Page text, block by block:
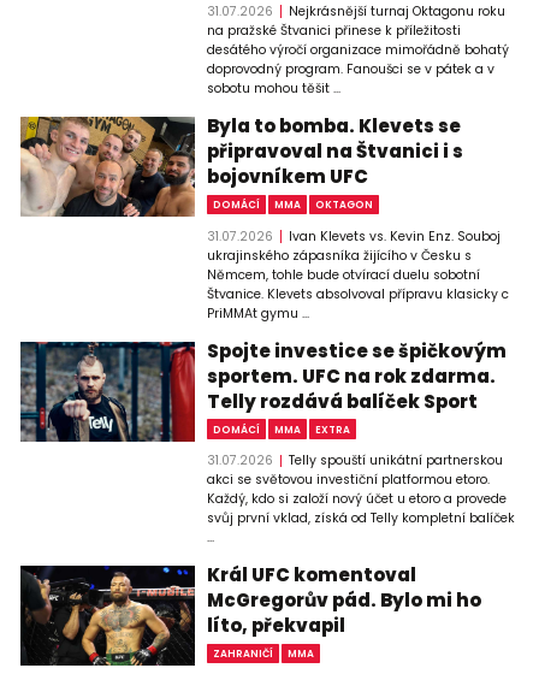
31.07.2026
Nejkrásnější turnaj Oktagonu roku
na pražské Štvanici přinese k příležitosti
desátého výročí organizace mimořádně bohatý
doprovodný program. Fanoušci se v pátek a v
sobotu mohou těšit ...
Byla to bomba. Klevets se
připravoval na Štvanici i s
bojovníkem UFC
DOMÁCÍ MMA OKTAGON
31.07.2026
Ivan Klevets vs. Kevin Enz. Souboj
ukrajinského zápasníka žijícího v Česku s
Němcem, tohle bude otvírací duelu sobotní
Štvanice. Klevets absolvoval přípravu klasicky c
PriMMAt gymu ...
Spojte investice se špičkovým
sportem. UFC na rok zdarma.
Telly rozdává balíček Sport
DOMÁCÍ MMA EXTRA
31.07.2026
Telly spouští unikátní partnerskou
akci se světovou investiční platformou etoro.
Každý, kdo si založí nový účet u etoro a provede
svůj první vklad, získá od Telly kompletní balíček
...
Král UFC komentoval
McGregorův pád. Bylo mi ho
líto, překvapil
ZAHRANIČÍ MMA